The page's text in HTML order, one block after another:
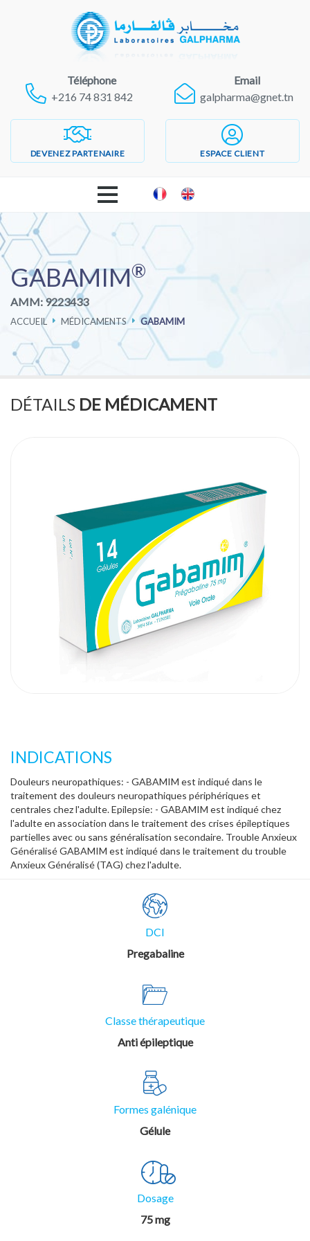
Téléphone
+216 74 831 842
Email
galpharma@gnet.tn
DEVENEZ PARTENAIRE ESPACE CLIENT
ACCUEIL
LABORATOIRES GALPHARMA
PRODUITS
PHARMACOVIGILANCE
GABAMIM®
AMM: 9223433
ACCUEIL MÉDICAMENTS GABAMIM
DÉTAILS DE MÉDICAMENT
INDICATIONS
Douleurs neuropathiques: - GABAMIM est indiqué dans le
traitement des douleurs neuropathiques périphériques et
centrales chez l'adulte. Epilepsie: - GABAMIM est indiqué chez
l'adulte en association dans le traitement des crises épileptiques
partielles avec ou sans généralisation secondaire. Trouble Anxieux
Généralisé GABAMIM est indiqué dans le traitement du trouble
Anxieux Généralisé (TAG) chez l'adulte.
DCI
Pregabaline
Classe thérapeutique
Anti épileptique
Formes galénique
Gélule
Dosage
75 mg